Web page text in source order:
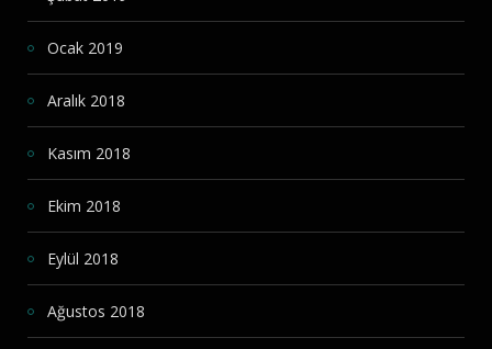
Ocak 2019
Aralık 2018
Kasım 2018
Ekim 2018
Eylül 2018
Ağustos 2018